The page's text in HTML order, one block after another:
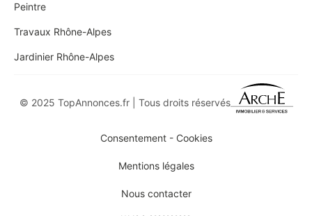
Peintre
Travaux Rhône-Alpes
Jardinier Rhône-Alpes
© 2025 TopAnnonces.fr | Tous droits réservés
Consentement - Cookies
Mentions légales
Nous contacter